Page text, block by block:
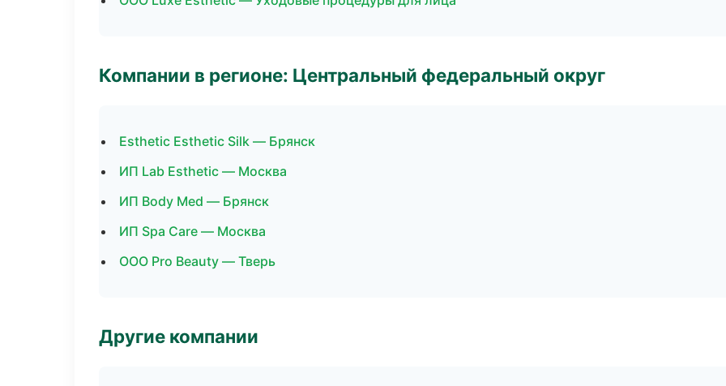
Компании в регионе: Центральный федеральный округ
Esthetic Esthetic Silk — Брянск
ИП Lab Esthetic — Москва
ИП Body Med — Брянск
ИП Spa Care — Москва
ООО Pro Beauty — Тверь
Другие компании